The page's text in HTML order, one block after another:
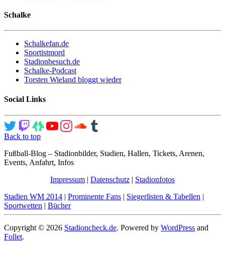
Schalke
Schalkefan.de
Sportistmord
Stadionbesuch.de
Schalke-Podcast
Torsten Wieland bloggt wieder
Social Links
Back to top
Fußball-Blog – Stadionbilder, Stadien, Hallen, Tickets, Arenen,
Events, Anfahrt, Infos
Impressum | Datenschutz | Stadionfotos
Stadien WM 2014 | Prominente Fans | Siegerlisten & Tabellen |
Sportwetten | Bücher
Copyright © 2026 Stadioncheck.de. Powered by WordPress and
Follet.